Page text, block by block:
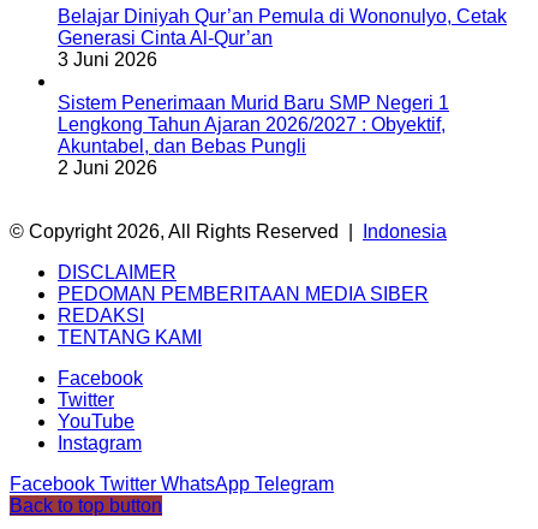
Belajar Diniyah Qur’an Pemula di Wononulyo, Cetak
Generasi Cinta Al-Qur’an
3 Juni 2026
Sistem Penerimaan Murid Baru SMP Negeri 1
Lengkong Tahun Ajaran 2026/2027 : Obyektif,
Akuntabel, dan Bebas Pungli
2 Juni 2026
© Copyright 2026, All Rights Reserved |
Indonesia
DISCLAIMER
PEDOMAN PEMBERITAAN MEDIA SIBER
REDAKSI
TENTANG KAMI
Facebook
Twitter
YouTube
Instagram
Facebook Twitter WhatsApp Telegram
Back to top button